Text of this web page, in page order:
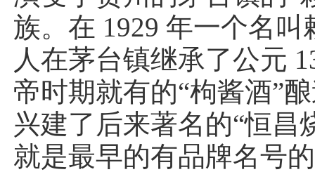
族。在 1929 年一个名叫
人在茅台镇继承了公元
帝时期就有的“枸酱酒”
兴建了后来著名的“恒昌
就是最早的有品牌名号